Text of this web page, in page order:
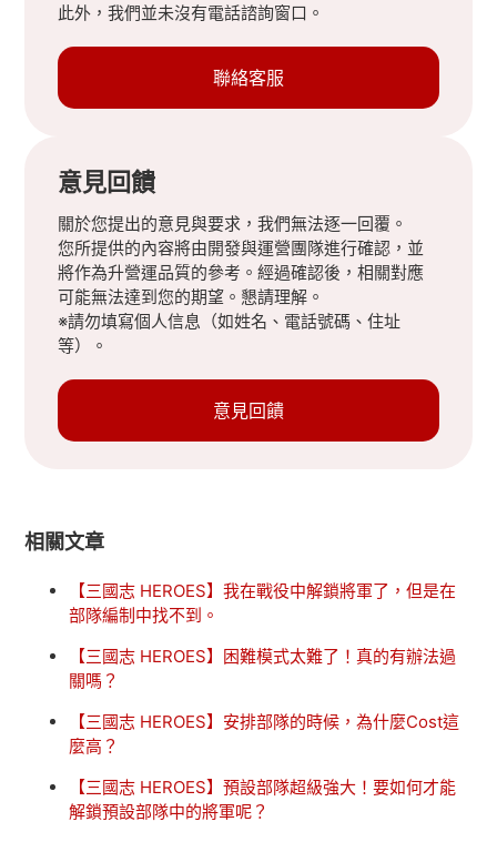
此外，我們並未沒有電話諮詢窗口。
聯絡客服
意見回饋
關於您提出的意見與要求，我們無法逐一回覆。
您所提供的內容將由開發與運營團隊進行確認，並
將作為升營運品質的參考。經過確認後，相關對應
可能無法達到您的期望。懇請理解。
※請勿填寫個人信息（如姓名、電話號碼、住址
等）。
意見回饋
相關文章
【三國志 HEROES】我在戰役中解鎖將軍了，但是在
部隊編制中找不到。
【三國志 HEROES】困難模式太難了！真的有辦法過
關嗎？
【三國志 HEROES】安排部隊的時候，為什麼Cost這
麼高？
【三國志 HEROES】預設部隊超級強大！要如何才能
解鎖預設部隊中的將軍呢？